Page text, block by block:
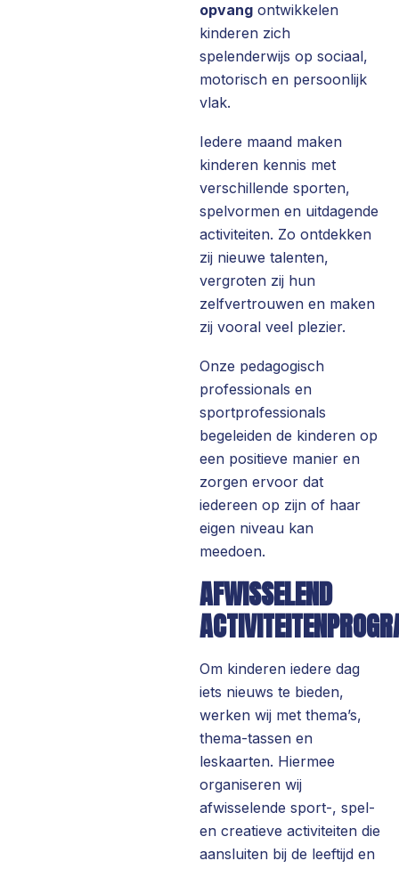
opvang ontwikkelen
kinderen zich
spelenderwijs op sociaal,
motorisch en persoonlijk
vlak.
Iedere maand maken
kinderen kennis met
verschillende sporten,
spelvormen en uitdagende
activiteiten. Zo ontdekken
zij nieuwe talenten,
vergroten zij hun
zelfvertrouwen en maken
zij vooral veel plezier.
Onze pedagogisch
professionals en
sportprofessionals
begeleiden de kinderen op
een positieve manier en
zorgen ervoor dat
iedereen op zijn of haar
eigen niveau kan
meedoen.
AFWISSELEND
Om kinderen iedere dag
iets nieuws te bieden,
werken wij met thema’s,
thema-tassen en
leskaarten. Hiermee
organiseren wij
afwisselende sport-, spel-
en creatieve activiteiten die
aansluiten bij de leeftijd en